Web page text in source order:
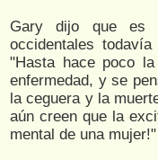
Gary dijo que es
occidentales todavía
"Hasta hace poco
enfermedad, y se
la ceguera y la
aún creen que la
mental de una mujer!"